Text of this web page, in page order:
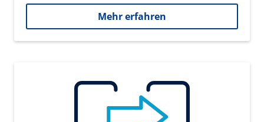
Mehr erfahren